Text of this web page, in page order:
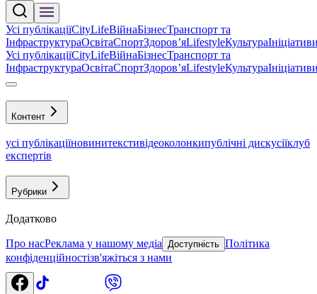
Усі публікаціїCityLifeВійнаБізнесТранспорт та
ІнфраструктураОсвітаСпортЗдоровʼяLifestyleКультура
Усі публікаціїCityLifeВійнаБізнесТранспорт та
ІнфраструктураОсвітаСпортЗдоровʼяLifestyleКультура
Контент
усі публікаціїновинитекстивідеоколонкипублічні дискусіїклуб
експертів
Рубрики
Додатково
Про насРеклама у нашому медіа Доступність Політика
конфіденційностізв'яжіться з нами